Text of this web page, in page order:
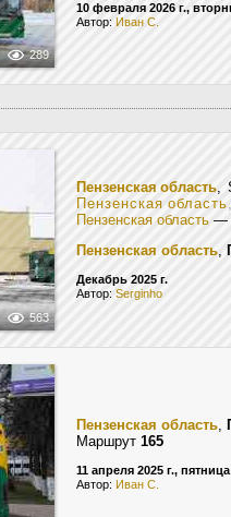
289
10 февраля 2026 г.,
Автор: Иван С.
563
Пензенская область,
Пензенская область
Пензенская область —
Пензенская область,
Декабрь 2025 г.
Автор: Serginho
Пензенская область,
Маршрут 165
11 апреля 2025 г., пятница
Автор: Иван С.